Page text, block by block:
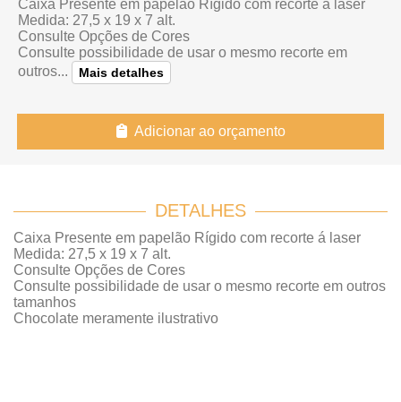
Caixa Presente em papelão Rígido com recorte á laser
Medida: 27,5 x 19 x 7 alt.
Consulte Opções de Cores
Consulte possibilidade de usar o mesmo recorte em
outros...
Mais detalhes
Adicionar ao orçamento
DETALHES
Caixa Presente em papelão Rígido com recorte á laser
Medida: 27,5 x 19 x 7 alt.
Consulte Opções de Cores
Consulte possibilidade de usar o mesmo recorte em outros
tamanhos
Chocolate meramente ilustrativo